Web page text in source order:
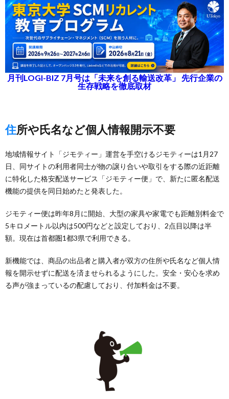
月刊LOGI-BIZ 7月号は「未来を創る輸送改革」 先行企業の
生存戦略を徹底取材
住所や氏名など個人情報開示不要
地域情報サイト「ジモティー」運営を手空けるジモティーは1月27
日、同サイトの利用者同士が物の譲り合いや取引をする際の近距離
に特化した格安配送サービス「ジモティー便」で、新たに匿名配送
機能の提供を同日始めたと発表した。
ジモティー便は昨年8月に開始、大型の家具や家電でも距離別料金で
5キロメートル以内は500円などと設定しており、2点目以降は半
額。現在は首都圏1都3県で利用できる。
新機能では、商品の出品者と購入者が双方の住所や氏名など個人情
報を開示せずに配送を済ませられるようにした。安全・安心を求め
る声が強まっているの配慮しており、付加料金は不要。